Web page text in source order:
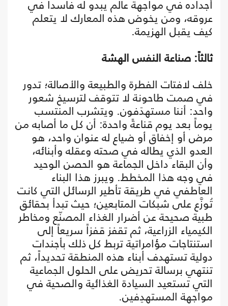
أجداده في مواجهة عالم يبدو له فاسداً في
عروقه، ومن يخوض هذه المعارك لا يتعلم
كيف يقبل الهزيمة.
ثالثاً: صناعة النفس الهشة
خلف لافتات الفطرة والطبيعة والأصالة؛ تدور
في صمت طاحونة لا تتوقف لترسيخ شعور
واحد: أننا مستهدَفون. ويتشرب المنتسب
يوماً بعد يوم قناعةً واحدة: أن كل ما أصابه من
مرض أو إخفاق أو ضياع له عنوان واحد، هو
العدو الذي يطاله في صحته وعقله وأبنائه،
وأن البقاء داخل الجماعة هو الحصن الوحيد
في وجه هذا المخطط. ويبرز هذا البناء
العاطفي في طريقة تأطير الرسائل التي كانت
تُوزَّع على شبكات المتابعين؛ حيث تبدأ بحقائق
طبية صحيحة عن أضرار الغذاء المصنّع ومخاطر
الكيمياء الزراعية، ثم تقفز قفزاً سريعاً إلى
استنتاجات مؤامراتية تربط كل ذلك بأجندات
دولية تستهدف أبناء هذه المنطقة تحديداً، ثم
تنتهي برسالة تحريض على الحلول الجماعية
التي تستعيد السيادة الغذائية والصحية في
مواجهة المستهدِفين.